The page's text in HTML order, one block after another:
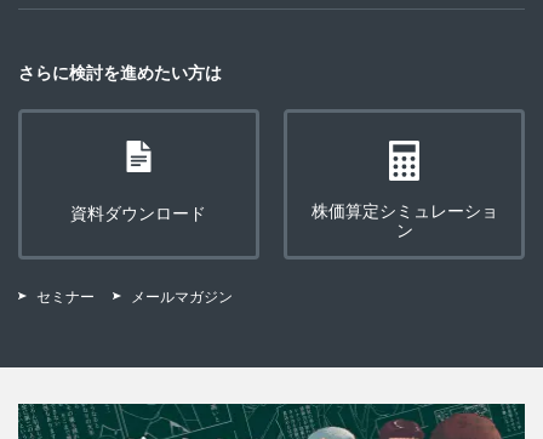
さらに検討を進めたい方は
資料ダウンロード
株価算定シミュレーショ
ン
セミナー メールマガジン